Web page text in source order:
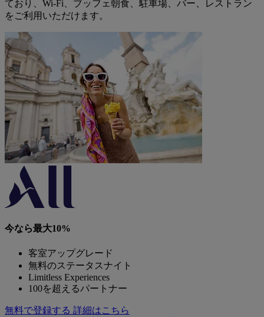
ており、Wi-Fi、ブッフェ朝食、駐車場、バー、レストラン
をご利用いただけます。
今なら最大10%
客室アップグレード
無料のステータスナイト
Limitless Experiences
100を超えるパートナー
無料で登録する 詳細はこちら